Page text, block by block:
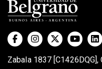
Zabala 1837 [C1426DQG],